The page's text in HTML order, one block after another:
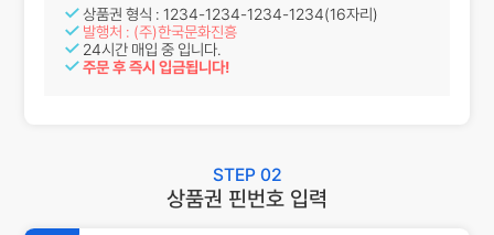
상품권 형식 : 1234-1234-1234-1234(16자리)
발행처 : (주)한국문화진흥
24시간 매입 중 입니다.
주문 후 즉시 입금됩니다!
STEP 02
상품권 핀번호 입력